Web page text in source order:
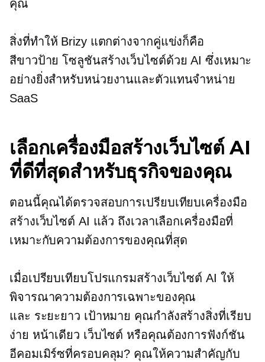
คุณ
สิ่งที่ทำให้ Brizy แตกต่างจากคู่แข่งก็คือ
สีขาวป้าย โซลูชันสร้างเว็บไซต์ด้วย AI ซึ่งเหมาะ
อย่างยิ่งสำหรับหน่วยงานและตัวแทนจำหน่าย
SaaS
เลือกเครื่องมือสร้างเว็บไซต์ AI
ที่ดีที่สุดสำหรับธุรกิจของคุณ
ตอนนี้คุณได้ตรวจสอบการเปรียบเทียบเครื่องมือ
สร้างเว็บไซต์ AI แล้ว ถึงเวลาเลือกเครื่องมือที่
เหมาะกับความต้องการของคุณที่สุด
เมื่อเปรียบเทียบโปรแกรมสร้างเว็บไซต์ AI ให้
พิจารณาความต้องการเฉพาะของคุณ
และ ระยะยาว เป้าหมาย คุณกำลังสร้างสิ่งที่เรียบ
ง่าย หน้าเดียว เว็บไซต์ หรือคุณต้องการฟังก์ชัน
อีคอมเมิร์ซที่ครอบคลุม? คุณให้ความสำคัญกับ